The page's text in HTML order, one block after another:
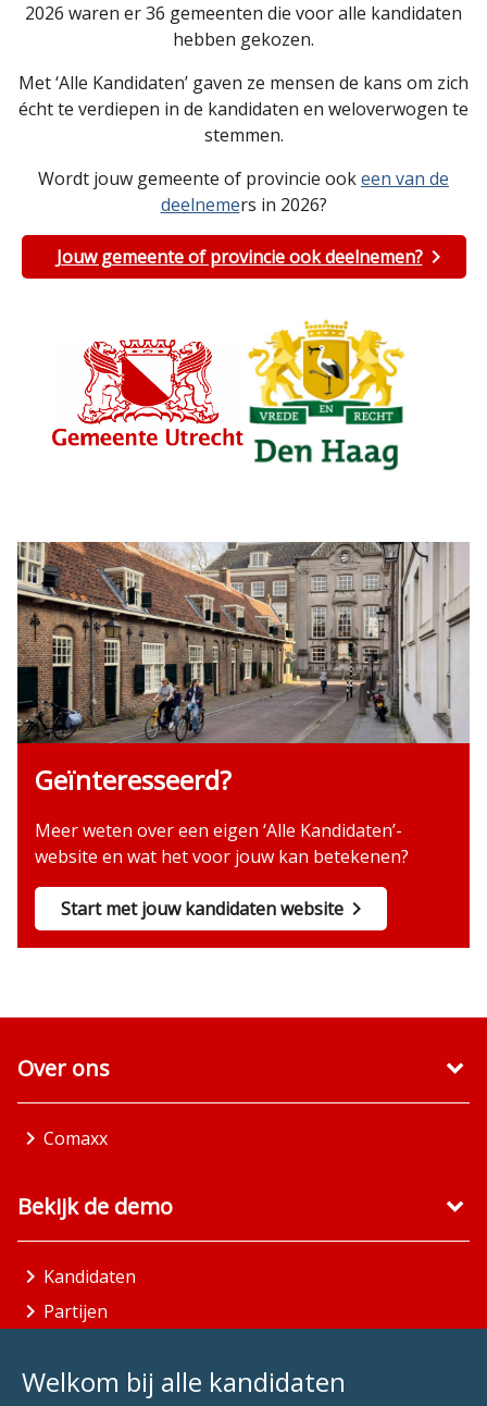
2026 waren er 36 gemeenten die voor alle kandidaten
hebben gekozen.
Met ‘Alle Kandidaten’ gaven ze mensen de kans om zich
écht te verdiepen in de kandidaten en weloverwogen te
stemmen.
Wordt jouw gemeente of provincie ookeen van de
deelnemers in 2026?
Jouw gemeente of provincie ook deelnemen?
Geïnteresseerd?
Meer weten over een eigen ‘Alle Kandidaten’-
website en wat het voor jouw kan betekenen?
Start met jouw kandidaten website
Welkom bij alle kandidaten
Over ons
Comaxx
Bekijk de demo
Kandidaten
Partijen
Aandachtsgebieden